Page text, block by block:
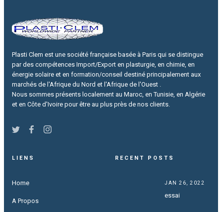
Plasti Clem est une société française basée à Paris qui se distingue
par des compétences Import/Export en plasturgie, en chimie, en
énergie solaire et en formation/conseil destiné principalement aux
marchés de l'Afrique du Nord et l'Afrique de l'Ouest .
Nous sommes présents localement au Maroc, en Tunisie, en Algérie
et en Côte d'Ivoire pour être au plus près de nos clients.
LIENS
Home
A Propos
RECENT POSTS
JAN 26, 2022
essai